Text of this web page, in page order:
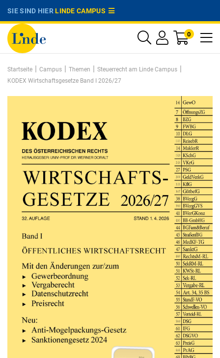
SIE SIND HIERLINDE CAMPUS
0
Startseite | Campus | Themen | Steuerrecht am Linde Campus |
KODEX Wirtschaftsgesetze Band I 2026/27